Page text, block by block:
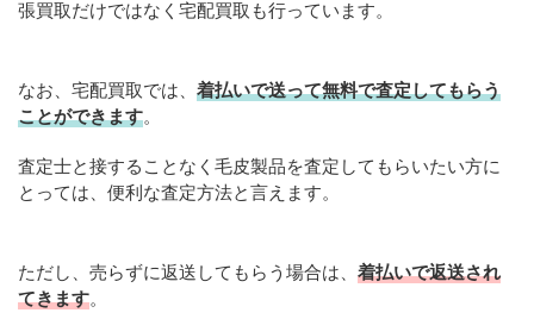
張買取だけではなく宅配買取も行っています。
なお、宅配買取では、 着払いで送って無料で査定してもらう
ことができます。
査定士と接することなく毛皮製品を査定してもらいたい方に
とっては、便利な査定方法と言えます。
ただし、売らずに返送してもらう場合は、 着払いで返送され
てきます。